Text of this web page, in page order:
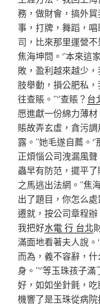
務，做財會，搞外
事，打牌，舞蹈，
司，比來那里運營不
焦海坤問。‘’本來
敗，盈利越來越少
肢舉動，損公肥私
往查賬。’’‘’查賬？ 台
愿進獻一份綿力薄
賬故弄玄虛，貪污
露。’’她毛遂自薦。
正煩惱公司洩漏風
蟲早有防范，擺平
之馬逃出法網。’’焦
出了題目，你怎么處
遷就，按公司章程
我把好水電 行 台北
滿面地看著夫人說。
而為，義不容辭，
身。’’‘’等玉珠孩子
好，如如坐針氈，吃
機響了是玉珠從病院